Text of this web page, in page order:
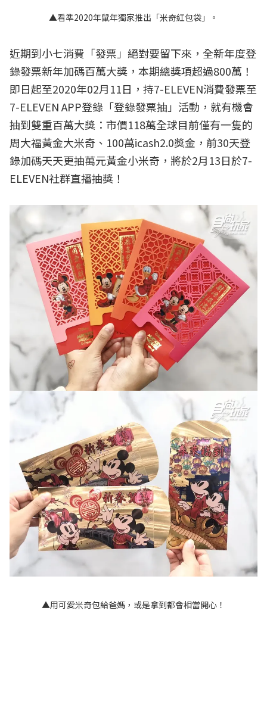
▲看準2020年鼠年獨家推出「米奇紅包袋」。
近期到小七消費「發票」絕對要留下來，全新年度登
錄發票新年加碼百萬大獎，本期總獎項超過800萬！
即日起至2020年02月11日，持7-ELEVEN消費發票至
7-ELEVEN APP登錄「登錄發票抽」活動，就有機會
抽到雙重百萬大獎：市價118萬全球目前僅有一隻的
周大福黃金大米奇、100萬icash2.0獎金，前30天登
錄加碼天天更抽萬元黃金小米奇，將於2月13日於7-
ELEVEN社群直播抽獎！
▲用可愛米奇包給爸媽，或是拿到都會相當開心！